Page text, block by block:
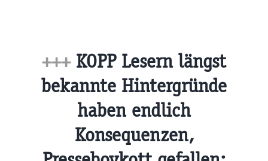
+++ KOPP Lesern längst
bekannte Hintergründe
haben endlich
Konsequenzen,